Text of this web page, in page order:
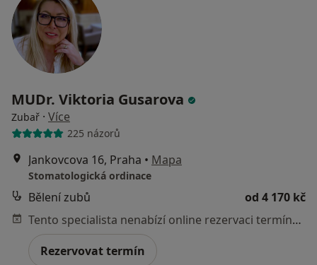
MUDr. Viktoria Gusarova
Zubař · Více
225 názorů
Jankovcova 16, Praha • Mapa
Stomatologická ordinace
Bělení zubů
od 4 170 kč
Tento specialista nenabízí online rezervaci termínu na této adrese.
Rezervovat termín